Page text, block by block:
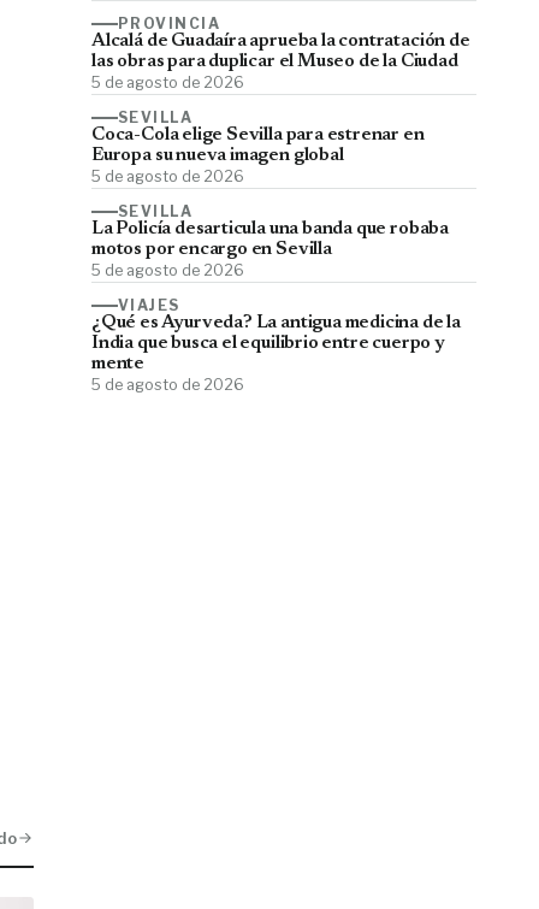
PROVINCIA
Alcalá de Guadaíra aprueba la contratación de
las obras para duplicar el Museo de la Ciudad
5 de agosto de 2026
SEVILLA
Coca-Cola elige Sevilla para estrenar en
Europa su nueva imagen global
5 de agosto de 2026
SEVILLA
La Policía desarticula una banda que robaba
motos por encargo en Sevilla
5 de agosto de 2026
VIAJES
¿Qué es Ayurveda? La antigua medicina de la
India que busca el equilibrio entre cuerpo y
mente
5 de agosto de 2026